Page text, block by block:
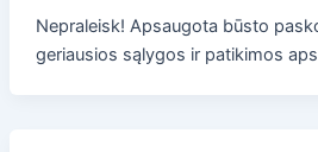
Nepraleisk! Apsaugota būsto
geriausios sąlygos ir patikimos